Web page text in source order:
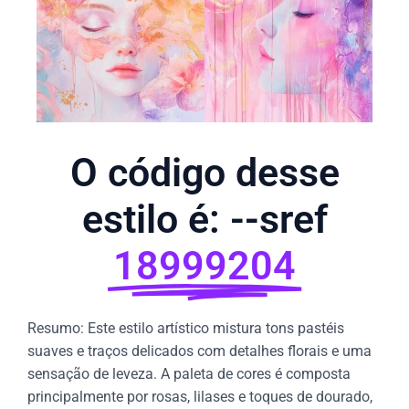
O código desse
estilo é: --sref
18999204
Resumo: Este estilo artístico mistura tons pastéis
suaves e traços delicados com detalhes florais e uma
sensação de leveza. A paleta de cores é composta
principalmente por rosas, lilases e toques de dourado,